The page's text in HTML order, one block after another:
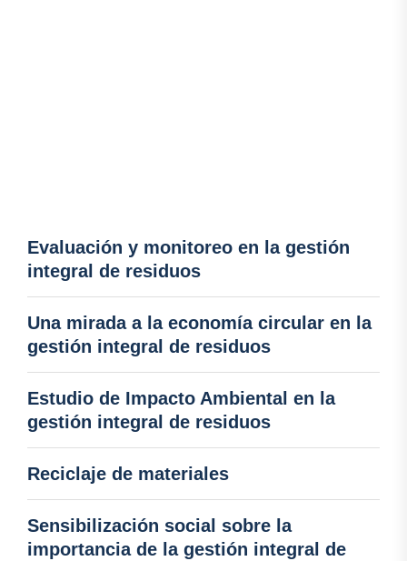
Evaluación y monitoreo en la gestión
integral de residuos
Una mirada a la economía circular en la
gestión integral de residuos
Estudio de Impacto Ambiental en la
gestión integral de residuos
Reciclaje de materiales
Sensibilización social sobre la
importancia de la gestión integral de